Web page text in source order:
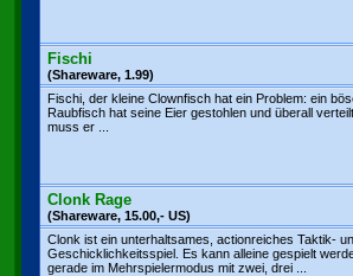
Fischi
(Shareware, 1.99)
Fischi, der kleine Clownfisch hat ein Problem: ein
Raubfisch hat seine Eier gestohlen und überall
muss er ...
Clonk Rage
(Shareware, 15.00,- US)
Clonk ist ein unterhaltsames, actionreiches Taktik-
Geschicklichkeitsspiel. Es kann alleine gespielt
gerade im Mehrspielermodus mit zwei, drei ...